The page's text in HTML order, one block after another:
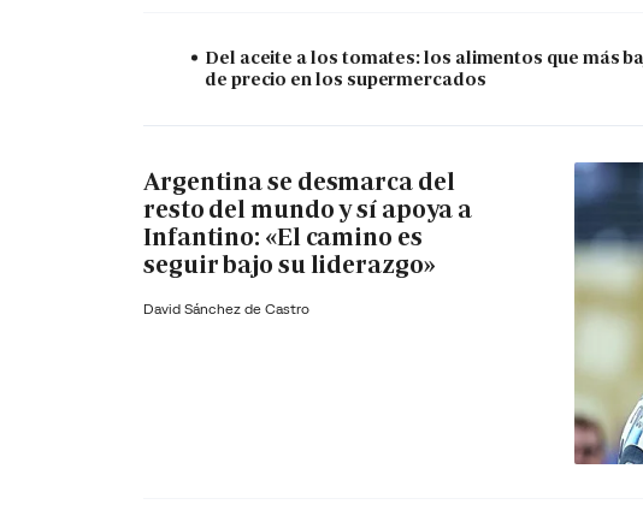
Del aceite a los tomates: los alimentos que más
de precio en los supermercados
Argentina se desmarca del
resto del mundo y sí apoya a
Infantino: «El camino es
seguir bajo su liderazgo»
David Sánchez de Castro